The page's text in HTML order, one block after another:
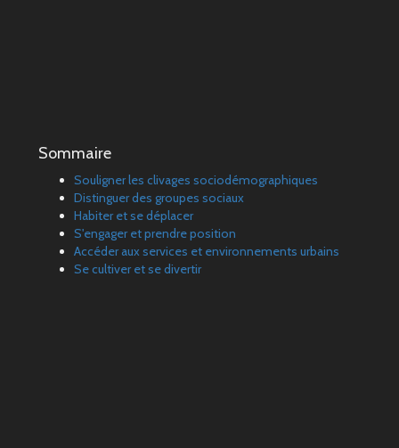
Sommaire
Souligner les clivages sociodémographiques
Distinguer des groupes sociaux
Habiter et se déplacer
S'engager et prendre position
Accéder aux services et environnements urbains
Se cultiver et se divertir